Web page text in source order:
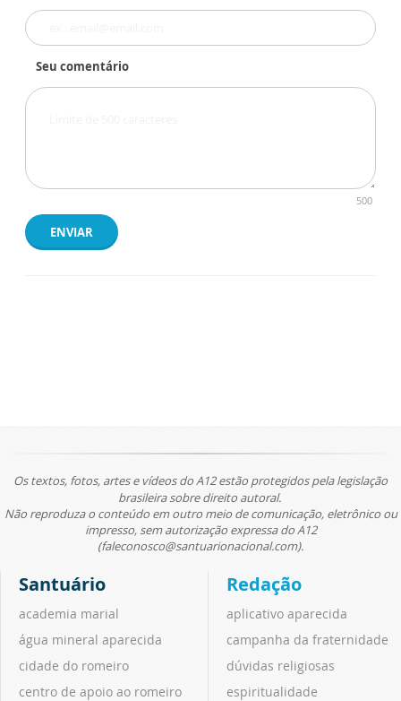
Seu comentário
500
ENVIAR
Os textos, fotos, artes e vídeos do A12 estão protegidos pela legislação
brasileira sobre direito autoral.
Não reproduza o conteúdo em outro meio de comunicação, eletrônico ou
impresso, sem autorização expressa do A12
(faleconosco@santuarionacional.com).
Santuário
academia marial
água mineral aparecida
cidade do romeiro
centro de apoio ao romeiro
Redação
aplicativo aparecida
campanha da fraternidade
dúvidas religiosas
espiritualidade